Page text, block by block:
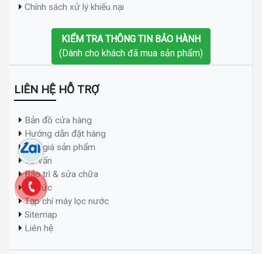
Chính sách xử lý khiếu nại
KIỂM TRA THÔNG TIN BẢO HÀNH
(Dành cho khách đã mua sản phẩm)
LIÊN HỆ HỖ TRỢ
Bản đồ cửa hàng
Hướng dẫn đặt hàng
Báo giá sản phẩm
Tư vấn
Bảo trì & sửa chữa
Tin tức
Tạp chí máy lọc nước
Sitemap
Liên hệ